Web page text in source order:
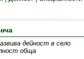
дейност в село
обща